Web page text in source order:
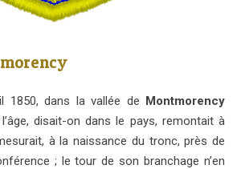
1850, dans la vallée de Montmorency
disait-on dans le pays, remontait à
à la naissance du tronc, près de
; le tour de son branchage n’en